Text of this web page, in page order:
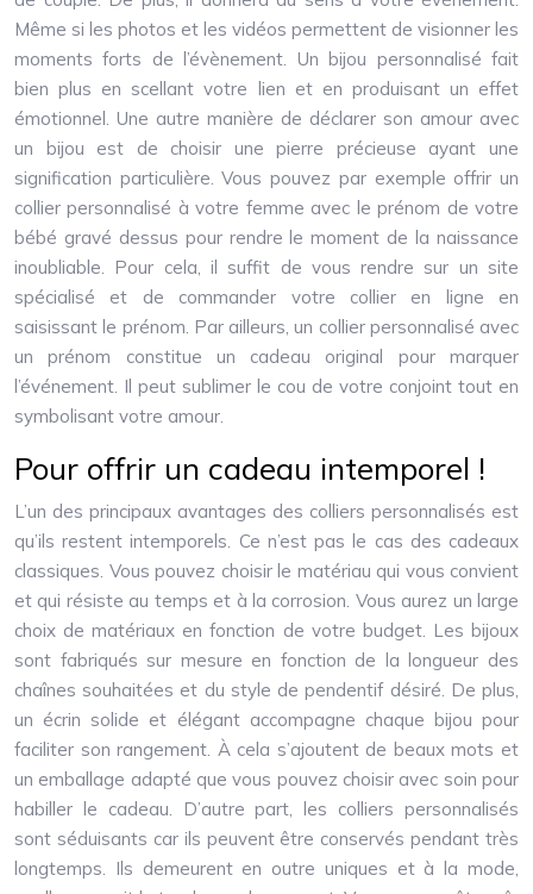
Même si les photos et les vidéos permettent de visionner les
moments forts de l’évènement. Un bijou personnalisé fait
bien plus en scellant votre lien et en produisant un effet
émotionnel. Une autre manière de déclarer son amour avec
un bijou est de choisir une pierre précieuse ayant une
signification particulière. Vous pouvez par exemple offrir un
collier personnalisé à votre femme avec le prénom de votre
bébé gravé dessus pour rendre le moment de la naissance
inoubliable. Pour cela, il suffit de vous rendre sur un site
spécialisé et de commander votre collier en ligne en
saisissant le prénom. Par ailleurs, un collier personnalisé avec
un prénom constitue un cadeau original pour marquer
l’événement. Il peut sublimer le cou de votre conjoint tout en
symbolisant votre amour.
Pour offrir un cadeau intemporel !
L’un des principaux avantages des colliers personnalisés est
qu’ils restent intemporels. Ce n’est pas le cas des cadeaux
classiques. Vous pouvez choisir le matériau qui vous convient
et qui résiste au temps et à la corrosion. Vous aurez un large
choix de matériaux en fonction de votre budget. Les bijoux
sont fabriqués sur mesure en fonction de la longueur des
chaînes souhaitées et du style de pendentif désiré. De plus,
un écrin solide et élégant accompagne chaque bijou pour
faciliter son rangement. À cela s’ajoutent de beaux mots et
un emballage adapté que vous pouvez choisir avec soin pour
habiller le cadeau. D’autre part, les colliers personnalisés
sont séduisants car ils peuvent être conservés pendant très
longtemps. Ils demeurent en outre uniques et à la mode,